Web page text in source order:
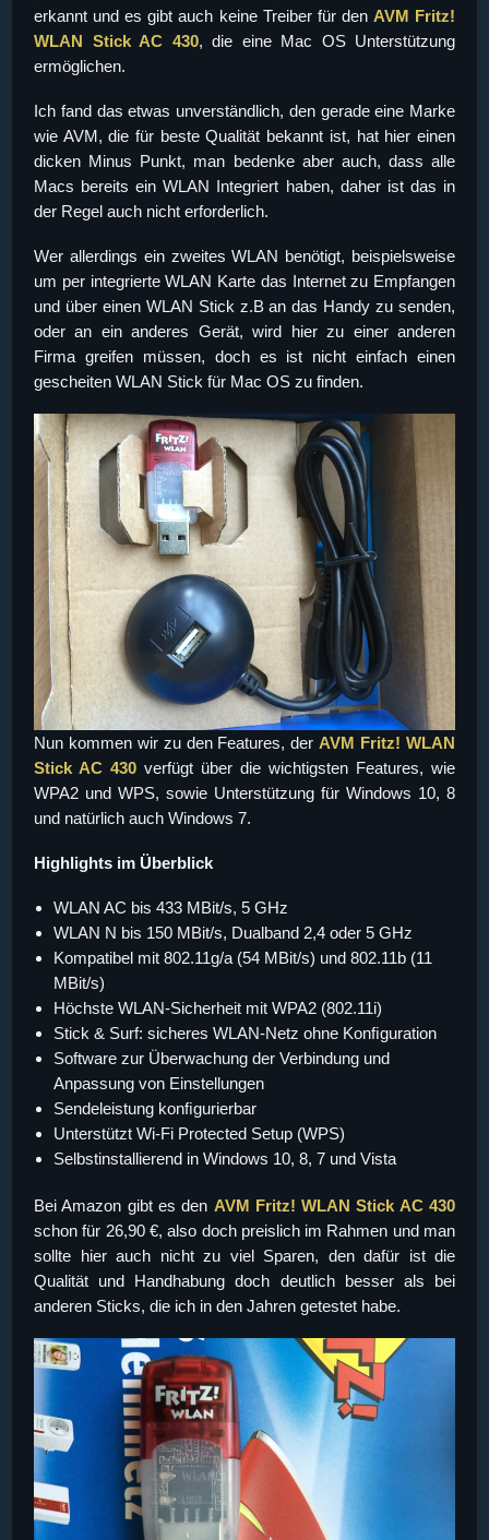
erkannt und es gibt auch keine Treiber für den AVM Fritz!
WLAN Stick AC 430, die eine Mac OS Unterstützung
ermöglichen.
Ich fand das etwas unverständlich, den gerade eine Marke
wie AVM, die für beste Qualität bekannt ist, hat hier einen
dicken Minus Punkt, man bedenke aber auch, dass alle
Macs bereits ein WLAN Integriert haben, daher ist das in
der Regel auch nicht erforderlich.
Wer allerdings ein zweites WLAN benötigt, beispielsweise
um per integrierte WLAN Karte das Internet zu Empfangen
und über einen WLAN Stick z.B an das Handy zu senden,
oder an ein anderes Gerät, wird hier zu einer anderen
Firma greifen müssen, doch es ist nicht einfach einen
gescheiten WLAN Stick für Mac OS zu finden.
Nun kommen wir zu den Features, derAVM Fritz! WLAN
Stick AC 430 verfügt über die wichtigsten Features, wie
WPA2 und WPS, sowie Unterstützung für Windows 10, 8
und natürlich auch Windows 7.
Highlights im Überblick
WLAN AC bis 433 MBit/s, 5 GHz
WLAN N bis 150 MBit/s, Dualband 2,4 oder 5 GHz
Kompatibel mit 802.11g/a (54 MBit/s) und 802.11b (11
MBit/s)
Höchste WLAN-Sicherheit mit WPA2 (802.11i)
Stick & Surf: sicheres WLAN-Netz ohne Konﬁguration
Software zur Überwachung der Verbindung und
Anpassung von Einstellungen
Sendeleistung konﬁgurierbar
Unterstützt Wi-Fi Protected Setup (WPS)
Selbstinstallierend in Windows 10, 8, 7 und Vista
Bei Amazon gibt es den AVM Fritz! WLAN Stick AC 430
schon für 26,90 €, also doch preislich im Rahmen und man
sollte hier auch nicht zu viel Sparen, den dafür ist die
Qualität und Handhabung doch deutlich besser als bei
anderen Sticks, die ich in den Jahren getestet habe.